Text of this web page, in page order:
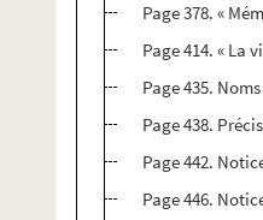
Page 378. «
Page 414. « La
Page 435.
Page 438.
Page 442.
Page 446.